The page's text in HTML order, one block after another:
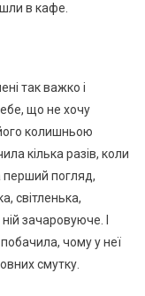
в кафе.
так важко і
що не хочу
колишньою
кілька разів, коли
перший погляд,
світленька,
зачаровуюче. І
чому у неї
смутку.